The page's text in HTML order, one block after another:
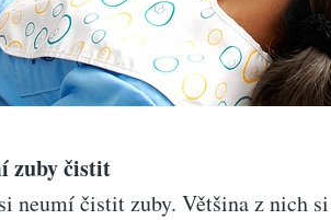
zuby čistit
neumí čistit zuby. Většina z nich